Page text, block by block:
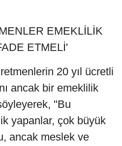
EMEKLİLİK
ETMELİ'
20 yıl ücretli
ancak bir emeklilik
"Bu
yapanlar, çok büyük
ancak meslek ve